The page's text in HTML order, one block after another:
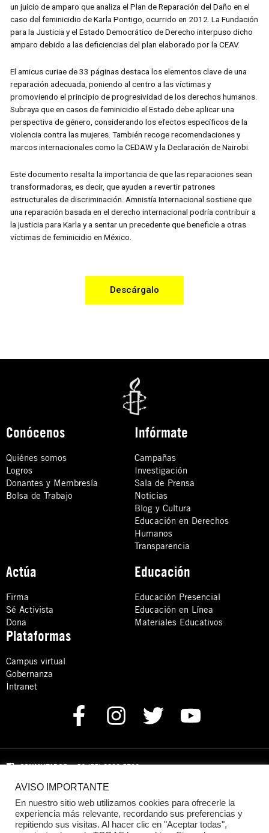
un juicio de amparo que analiza el Plan de Reparación del Daño en el
caso del feminicidio de Karla Pontigo, ocurrido en 2012. La Fundación
para la Justicia y el Estado Democrático de Derecho interpuso dicho
amparo debido a las deficiencias del plan elaborado por la CEAV.
El amicus curiae de 33 páginas destaca los elementos clave de una
reparación adecuada, poniendo al centro a las víctimas y
promoviendo el principio de progresividad de los derechos humanos.
Subraya que en casos de feminicidio el Estado debe aplicar una
perspectiva de género, considerando los efectos específicos de la
violencia contra las mujeres. También recoge recomendaciones y
marcos internacionales como la CEDAW y la Declaración de Nairobi.
Este documento resalta la importancia de que las reparaciones sean
transformadoras, es decir, que ayuden a revertir patrones
estructurales de discriminación. Amnistía Internacional sostiene que
una reparación basada en el derecho internacional podría contribuir a
la justicia para Karla y a sentar un precedente que beneficie a otras
víctimas de feminicidio en México.
Descárgalo
Conócenos
Quiénes somos
Logros
Donantes y Membresía
Bolsa de Trabajo
Infórmate
Campañas
Investigación
Sala de Prensa
Noticias
Blog y Cultura
Educación en Derechos
Humanos
Transparencia
Actúa
Firma
Sé Activista
Dona
Educación
Educación Presencial
Educación en Línea
Materiales Educativos
Plataformas
Campus virtual
Gobernanza
Intranet
CONMUTADOR: +52 (55) 8880 5730
Domicilio: Calle Hércules 13,
Benito Juárez, C.P. 03940 Ciudad de México, CDMX
DONACIONES:+52 +52 (55) 8880 5755
AVISO IMPORTANTE
En nuestro sitio web utilizamos cookies para ofrecerle la
experiencia más relevante, recordando sus preferencias y
repitiendo sus visitas. Al hacer clic en "Aceptar todas",